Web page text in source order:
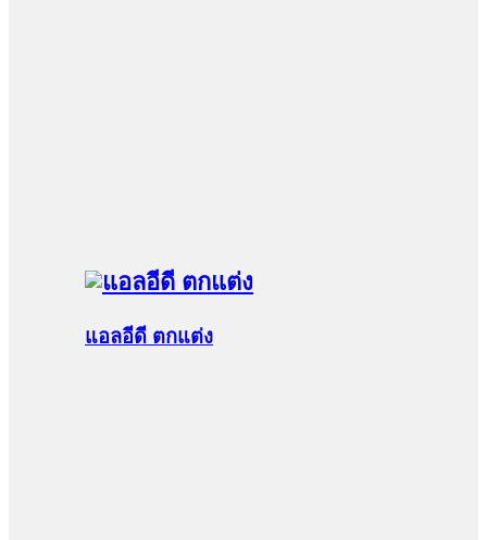
แอลอีดี ตกแต่ง